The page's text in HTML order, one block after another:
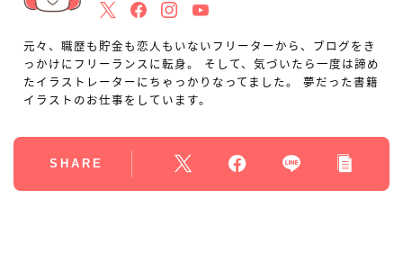
元々、職歴も貯金も恋人もいないフリーターから、ブログをき
っかけにフリーランスに転身。 そして、気づいたら一度は諦め
たイラストレーターにちゃっかりなってました。 夢だった書籍
イラストのお仕事をしています。
SHARE